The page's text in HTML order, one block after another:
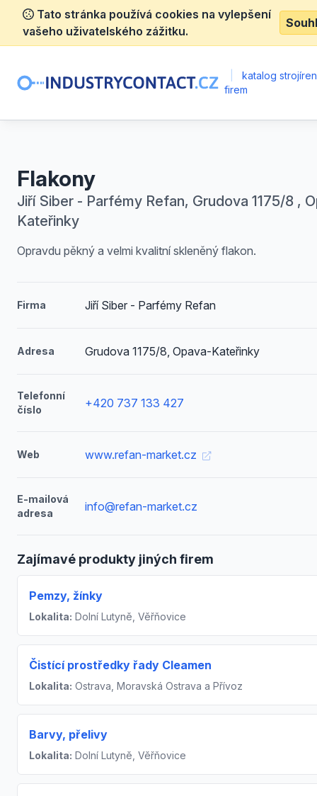
Tato stránka používá cookies na vylepšení
vašeho uživatelského zážitku.
katalog
firem
Flakony
Jiří Siber - Parfémy Refan, Grudova 1175/8 ,
Kateřinky
Opravdu pěkný a velmi kvalitní skleněný flakon.
Firma Jiří Siber - Parfémy Refan
Adresa Grudova 1175/8, Opava-Kateřinky
Telefonní
číslo
+420 737 133 427
Web www.refan-market.cz
E-mailová
adresa
info@refan-market.cz
Zajímavé produkty jiných firem
Pemzy, žínky
Lokalita: Dolní Lutyně, Věřňovice
Čistící prostředky řady Cleamen
Lokalita: Ostrava, Moravská Ostrava a Přívoz
Barvy, přelivy
Lokalita: Dolní Lutyně, Věřňovice